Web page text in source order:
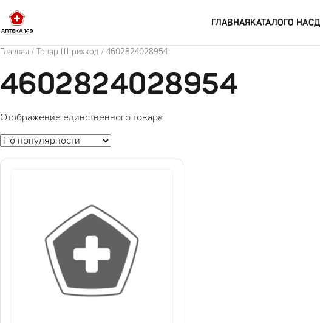
ГЛАВНАЯКАТАЛОГО НАС
Главная / Товар Штрихкод / 4602824028954
4602824028954
Отображение единственного товара